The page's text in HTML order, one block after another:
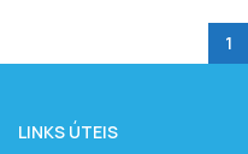
1
LINKS ÚTEIS